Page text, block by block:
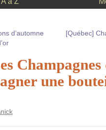
d’automne
[Québec]
une